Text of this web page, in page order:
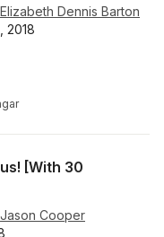
Elizabeth Dennis Barton
2018
[With 30
Jason Cooper